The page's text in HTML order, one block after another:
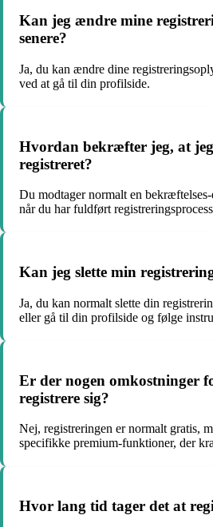
Kan jeg ændre mine
senere?
Ja, du kan ændre dine
ved at gå til din profilside.
Hvordan bekræfter jeg, at
registreret?
Du modtager normalt en
når du har fuldført
Kan jeg slette min
Ja, du kan normalt slette din
eller gå til din profilside og følge
Er der nogen omkostninger
registrere sig?
Nej, registreringen er normalt gratis,
specifikke premium-funktioner, der
Hvor lang tid tager det at